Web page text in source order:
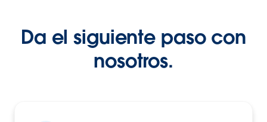
Da el siguiente paso con
nosotros.